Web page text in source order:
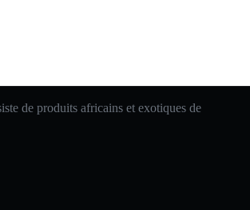
de produits africains et exotiques de